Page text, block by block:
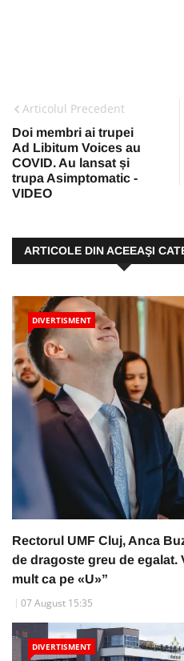
Articolul Precedent
Doi membri ai trupei
Ad Libitum Voices au
COVID. Au lansat și
trupa Asimptomatic -
VIDEO
ARTICOLE DIN ACEEAŞI
DIVERTISMENT
Rectorul UMF Cluj, Anca
de dragoste greu de egalat.
mult ca pe «U»”
07 August 15:35
DIVERTISMENT